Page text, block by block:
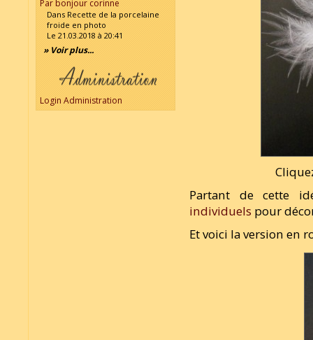
Par bonjour corinne
Dans Recette de la porcelaine
froide en photo
Le 21.03.2018 à 20:41
» Voir plus...
Login Administration
Partant de cette
individuels pour
Et voici la version en